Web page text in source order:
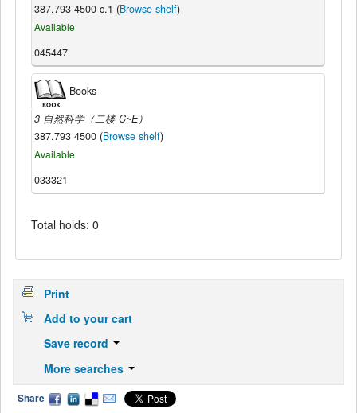
387.793 4500 c.1 (Browse shelf)
Available
045447
Books
3 自然科学（二楼 C~E）
387.793 4500 (Browse shelf)
Available
033321
Total holds: 0
Print
Add to your cart
Save record
More searches
Share